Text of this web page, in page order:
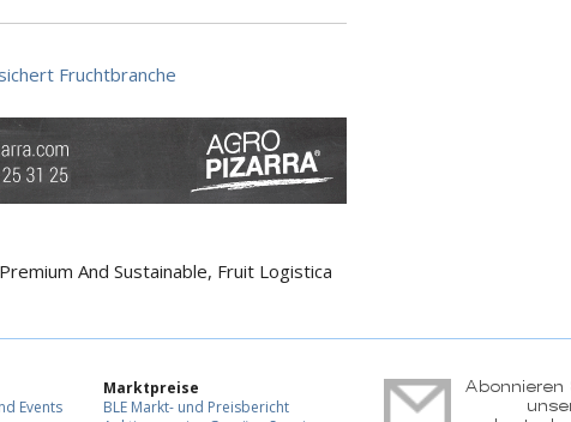
Fruchtbranche
And Sustainable, Fruit Logistica
Events
Marktpreise
BLE Markt- und Preisbericht